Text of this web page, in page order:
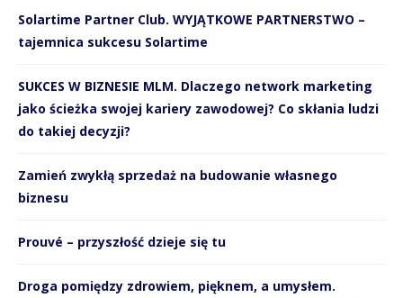
Solartime Partner Club. WYJĄTKOWE PARTNERSTWO –
tajemnica sukcesu Solartime
SUKCES W BIZNESIE MLM. Dlaczego network marketing
jako ścieżka swojej kariery zawodowej? Co skłania ludzi
do takiej decyzji?
Zamień zwykłą sprzedaż na budowanie własnego
biznesu
Prouvé – przyszłość dzieje się tu
Droga pomiędzy zdrowiem, pięknem, a umysłem.